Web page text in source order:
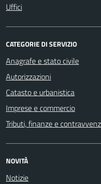
Uffici
CATEGORIE DI SERVIZIO
Anagrafe e stato civile
Autorizzazioni
Catasto e urbanistica
Imprese e commercio
Tributi, finanze e
NOVITÀ
Notizie